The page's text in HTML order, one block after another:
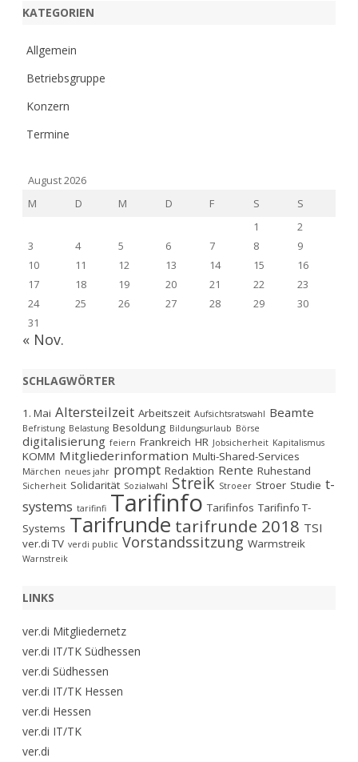
KATEGORIEN
Allgemein
Betriebsgruppe
Konzern
Termine
August 2026
M
D M D F S
S
1
2
3
4 5 6 7 8
9
10
11 12 13 14 15
16
17
18 19 20 21 22
23
24
25 26 27 28 29
30
31
« Nov.
SCHLAGWÖRTER
1. Mai Altersteilzeit Arbeitszeit Aufsichtsratswahl Beamte
Befristung Belastung Besoldung Bildungsurlaub Börse
digitalisierung feiern Frankreich HR Jobsicherheit Kapitalismus
KOMM Mitgliederinformation Multi-Shared-Services
Märchen neues jahr prompt Redaktion Rente Ruhestand
Sicherheit Solidarität Sozialwahl Streik Stroeer Stroer Studie t-
systems tarifinfi Tarifinfo Tarifinfos Tarifinfo T-
Systems Tarifrunde tarifrunde 2018 TSI
ver.di TV verdi public Vorstandssitzung Warmstreik
Warnstreik
LINKS
ver.di Mitgliedernetz
ver.di IT/TK Südhessen
ver.di Südhessen
ver.di IT/TK Hessen
ver.di Hessen
ver.di IT/TK
ver.di